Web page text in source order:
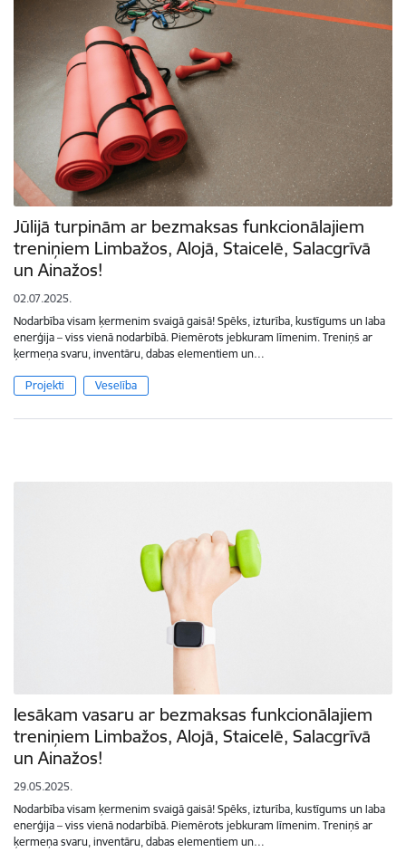
Jūlijā turpinām ar bezmaksas funkcionālajiem
treniņiem Limbažos, Alojā, Staicelē, Salacgrīvā
un Ainažos!
02.07.2025.
Nodarbība visam ķermenim svaigā gaisā! Spēks, izturība, kustīgums un laba
enerģija – viss vienā nodarbībā. Piemērots jebkuram līmenim. Treniņš ar
ķermeņa svaru, inventāru, dabas elementiem un…
Projekti Veselība
Iesākam vasaru ar bezmaksas funkcionālajiem
treniņiem Limbažos, Alojā, Staicelē, Salacgrīvā
un Ainažos!
29.05.2025.
Nodarbība visam ķermenim svaigā gaisā! Spēks, izturība, kustīgums un laba
enerģija – viss vienā nodarbībā. Piemērots jebkuram līmenim. Treniņš ar
ķermeņa svaru, inventāru, dabas elementiem un…